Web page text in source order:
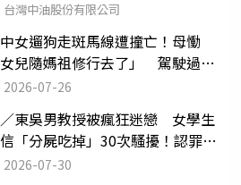
台灣中油股份有限公司
女遛狗走斑馬線遭撞亡！母慟
女兒隨媽祖修行去了」 駕駛過失
判9月
2026-07-26
東吳男教授被瘋狂迷戀 女學生
「分屍吃掉」30次騷擾！認罪免
2026-07-30